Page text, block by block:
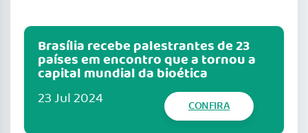
Brasília recebe palestrantes de 23
países em encontro que a tornou a
capital mundial da bioética
23 Jul 2024 CONFIRA